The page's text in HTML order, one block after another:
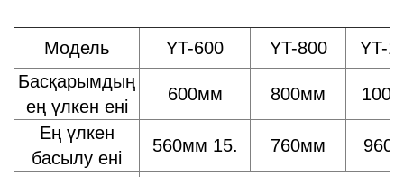
Модель YT-600 YT-800
YT-
Басқарымдың
ең үлкен ені
600мм 800мм
Ең үлкен
басылу ені
560мм 15. 760мм